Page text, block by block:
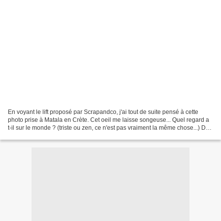
En voyant le lift proposé par Scrapandco, j'ai tout de suite pensé à cette
photo prise à Matala en Crète. Cet oeil me laisse songeuse... Quel regard a
t-il sur le monde ? (triste ou zen, ce n'est pas vraiment la même chose...) Défi